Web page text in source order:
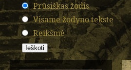
Prūsiškas žodis
Visame žodyno tekste
Reikšmė